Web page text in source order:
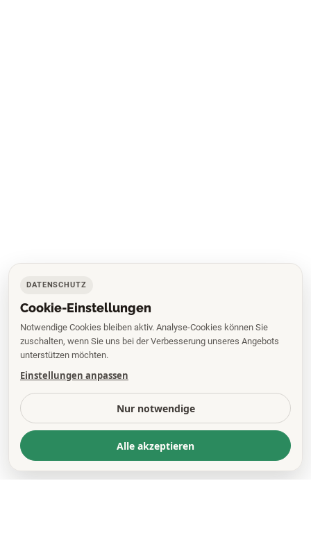
DATENSCHUTZ
Cookie-Einstellungen
Notwendige Cookies bleiben aktiv. Analyse-Cookies können Sie
zuschalten, wenn Sie uns bei der Verbesserung unseres Angebots
unterstützen möchten.
Einstellungen anpassen
Nur notwendige
Alle akzeptieren